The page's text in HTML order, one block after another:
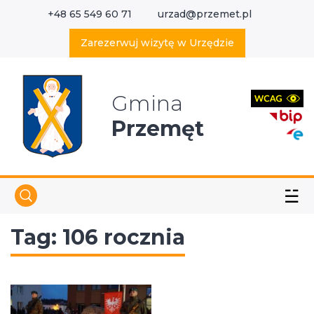
+48 65 549 60 71 urzad@przemet.pl
Zarezerwuj wizytę w Urzędzie
Gmina
Przemęt
☱
Tag: 106 rocznia
Wyszukaj w serwisie